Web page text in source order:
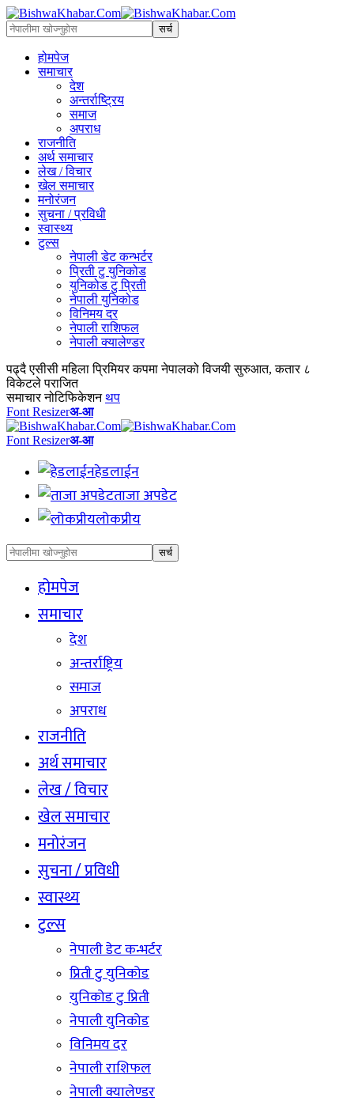
होमपेज
समाचार
देश
अन्तर्राष्ट्रिय
समाज
अपराध
राजनीति
अर्थ समाचार
लेख / विचार
खेल समाचार
मनोरंजन
सुचना / प्रविधी
स्वास्थ्य
टुल्स
नेपाली डेट कन्भर्टर
प्रिती टु युनिकोड
युनिकोड टु प्रिती
नेपाली युनिकोड
विनिमय दर
नेपाली राशिफल
नेपाली क्यालेण्डर
पढ्दै एसीसी महिला प्रिमियर कपमा नेपालको विजयी सुरुआत, कतार ८
विकेटले पराजित
समाचार नोटिफिकेशन थप
Font Resizerअ-आ
Font Resizerअ-आ
हेडलाईन
ताजा अपडेट
लोकप्रीय
होमपेज
समाचार
देश
अन्तर्राष्ट्रिय
समाज
अपराध
राजनीति
अर्थ समाचार
लेख / विचार
खेल समाचार
मनोरंजन
सुचना / प्रविधी
स्वास्थ्य
टुल्स
नेपाली डेट कन्भर्टर
प्रिती टु युनिकोड
युनिकोड टु प्रिती
नेपाली युनिकोड
विनिमय दर
नेपाली राशिफल
नेपाली क्यालेण्डर